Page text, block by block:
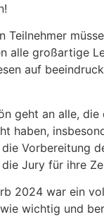
Teilnehmer
alle großartige
auf
geht an alle, die
haben,
Vorbereitung
Jury für ihre
2024 war ein
wichtig und